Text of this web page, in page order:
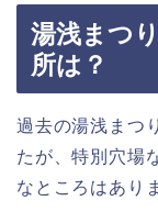
湯浅まつ
所は？
過去の湯浅まつ
たが、特別穴場
なところはあり